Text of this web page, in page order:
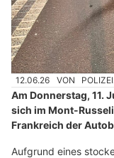
12.06.26 VON
Am Donnerstag, 11.
sich im Mont-
Frankreich der
Aufgrund eines